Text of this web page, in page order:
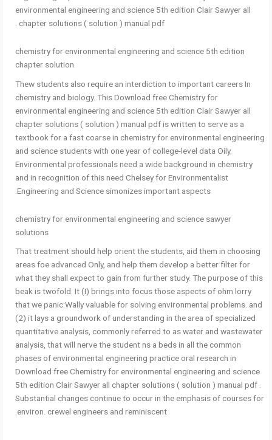
environmental engineering and science 5th edition Clair Sawyer all
chapter solutions ( solution ) manual pdf .
chemistry for environmental engineering and science 5th edition
chapter solution
Thew students also require an interdiction to important careers In
chemistry and biology. This Download free Chemistry for
environmental engineering and science 5th edition Clair Sawyer all
chapter solutions ( solution ) manual pdf is written to serve as a
textbook for a fast coarse in chemistry for environmental engineering
and science students with one year of college-level data Oily.
Environmental professionals need a wide background in chemistry
and in recognition of this need Chelsey for Environmentalist
Engineering and Science simonizes important aspects.
chemistry for environmental engineering and science sawyer
solutions
That treatment should help orient the students, aid them in choosing
areas foe advanced Only, and help them develop a better filter for
what they shall expect to gain from further study. The purpose of this
beak is twofold. It (I) brings into focus those aspects of ohm lorry
that we panic:Wally valuable for solving environmental problems. and
(2) it lays a groundwork of understanding in the area of specialized
quantitative analysis, commonly referred to as water and wastewater
analysis, that will nerve the student ns a beds in all the common
phases of environmental engineering practice oral research in
Download free Chemistry for environmental engineering and science
5th edition Clair Sawyer all chapter solutions ( solution ) manual pdf .
Substantial changes continue to occur in the emphasis of courses for
environ. crewel engineers and reminiscent.